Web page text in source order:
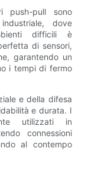
push-pull sono
dove
difficili è
di sensori,
garantendo un
i tempi di fermo
e della difesa
e durata. I
utilizzati in
connessioni
al contempo